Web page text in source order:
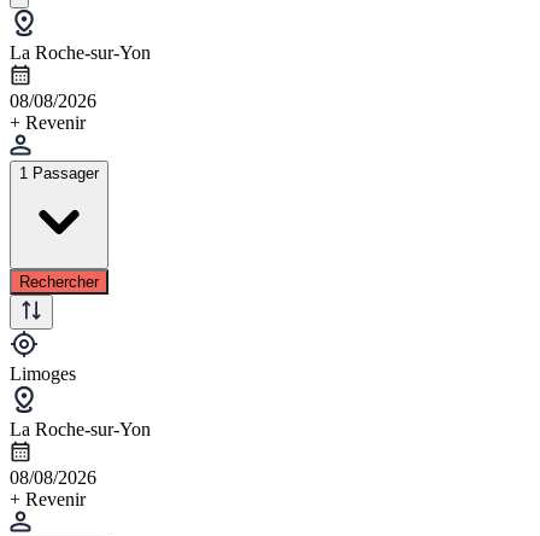
La Roche-sur-Yon
08/08/2026
+ Revenir
1 Passager
Rechercher
Limoges
La Roche-sur-Yon
08/08/2026
+ Revenir